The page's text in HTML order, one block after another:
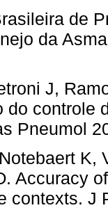
de
da
J,
do controle
Pneumol
K,
Accuracy
contexts. J